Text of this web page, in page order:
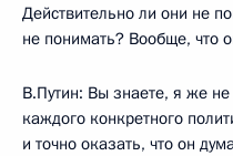
Действительно ли они не
не понимать? Вообще, что
В.Путин: Вы знаете, я же не
каждого конкретного
и точно оказать, что он